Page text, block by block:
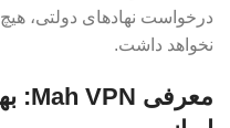
درخواست نهادهای دولتی، هیچ
نخواهد داشت.